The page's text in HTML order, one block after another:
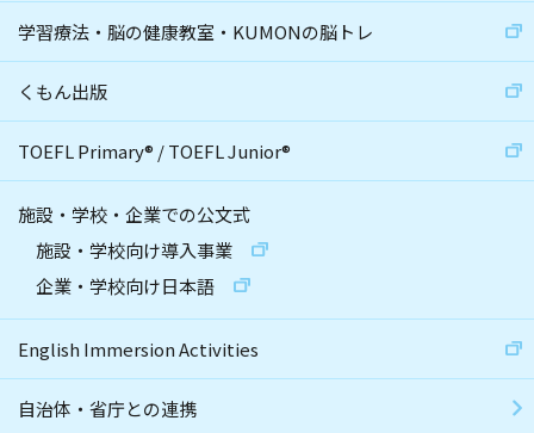
学習療法・脳の健康教室・KUMONの脳トレ
くもん出版
TOEFL Primary® /TOEFL Junior®
施設・学校・企業での公文式
施設・学校向け導入事業
企業・学校向け日本語
English Immersion Activities
自治体・省庁との連携